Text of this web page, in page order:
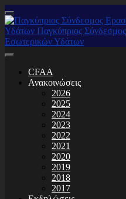
CFAA
Ανακοινώσεις
2026
2025
2024
2023
2022
2021
2020
2019
2018
2017